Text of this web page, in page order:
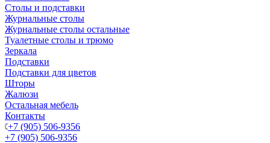
Столы и подставки
Журнальные столы
Журнальные столы остальные
Туалетные столы и трюмо
Зеркала
Подставки
Подставки для цветов
Шторы
Жалюзи
Остальная мебель
Контакты
+7 (905) 506-9356
+7 (905) 506-9356